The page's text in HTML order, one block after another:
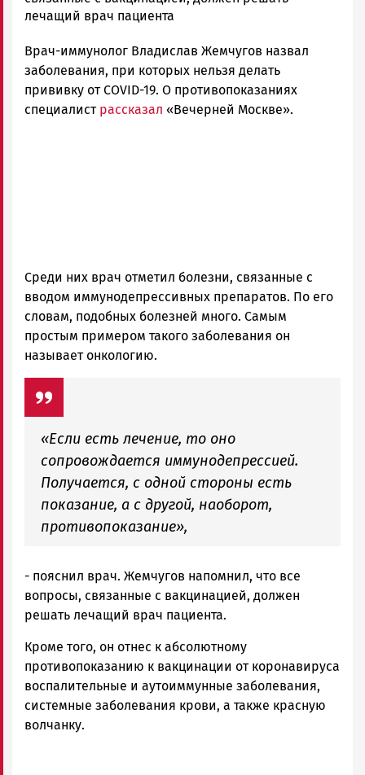
Петрозаводска
Карелии
|
Петрозаводск
ГОВОРИТ
лечащий врач пациента
Врач-иммунолог Владислав Жемчугов назвал
заболевания, при которых нельзя делать
прививку от COVID-19. О противопоказаниях
специалист рассказал «Вечерней Москве».
Среди них врач отметил болезни, связанные с
вводом иммунодепрессивных препаратов. По его
словам, подобных болезней много. Самым
простым примером такого заболевания он
называет онкологию.
«Если есть лечение, то оно
сопровождается иммунодепрессией.
Получается, с одной стороны есть
показание, а с другой, наоборот,
противопоказание»,
- пояснил врач. Жемчугов напомнил, что все
вопросы, связанные с вакцинацией, должен
решать лечащий врач пациента.
Кроме того, он отнес к абсолютному
противопоказанию к вакцинации от коронавируса
воспалительные и аутоиммунные заболевания,
системные заболевания крови, а также красную
волчанку.